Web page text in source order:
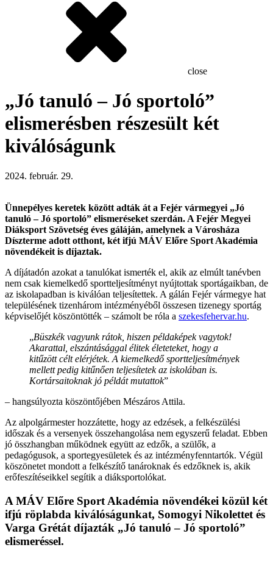
close
„Jó tanuló – Jó sportoló”
elismerésben részesült két
kiválóságunk
2024. február. 29.
Ünnepélyes keretek között adták át a Fejér vármegyei „Jó
tanuló – Jó sportoló” elismeréseket szerdán. A Fejér Megyei
Diáksport Szövetség éves gáláján, amelynek a Városháza
Díszterme adott otthont, két ifjú MÁV Előre Sport Akadémia
növendékeit is díjaztak.
A díjátadón azokat a tanulókat ismerték el, akik az elmúlt tanévben
nem csak kiemelkedő sportteljesítményt nyújtottak sportágaikban, de
az iskolapadban is kiválóan teljesítettek. A gálán Fejér vármegye hat
településének tizenhárom intézményéből összesen tizenegy sportág
képviselőjét köszöntötték – számolt be róla a szekesfehervar.hu.
„Büszkék vagyunk rátok, hiszen példaképek vagytok!
Akarattal, elszántásággal élitek életeteket, hogy a
kitűzött célt elérjétek. A kiemelkedő sportteljesítmények
mellett pedig kitűnően teljesítetek az iskolában is.
Kortársaitoknak jó példát mutattok”
– hangsúlyozta köszöntőjében Mészáros Attila.
Az alpolgármester hozzátette, hogy az edzések, a felkészülési
időszak és a versenyek összehangolása nem egyszerű feladat. Ebben
jó összhangban működnek együtt az edzők, a szülők, a
pedagógusok, a sportegyesületek és az intézményfenntartók. Végül
köszönetet mondott a felkészítő tanároknak és edzőknek is, akik
erőfeszítéseikkel segítik a diáksportolókat.
A MÁV Előre Sport Akadémia növendékei közül két
ifjú röplabda kiválóságunkat, Somogyi Nikolettet és
Varga Grétát díjazták „Jó tanuló – Jó sportoló”
elismeréssel.